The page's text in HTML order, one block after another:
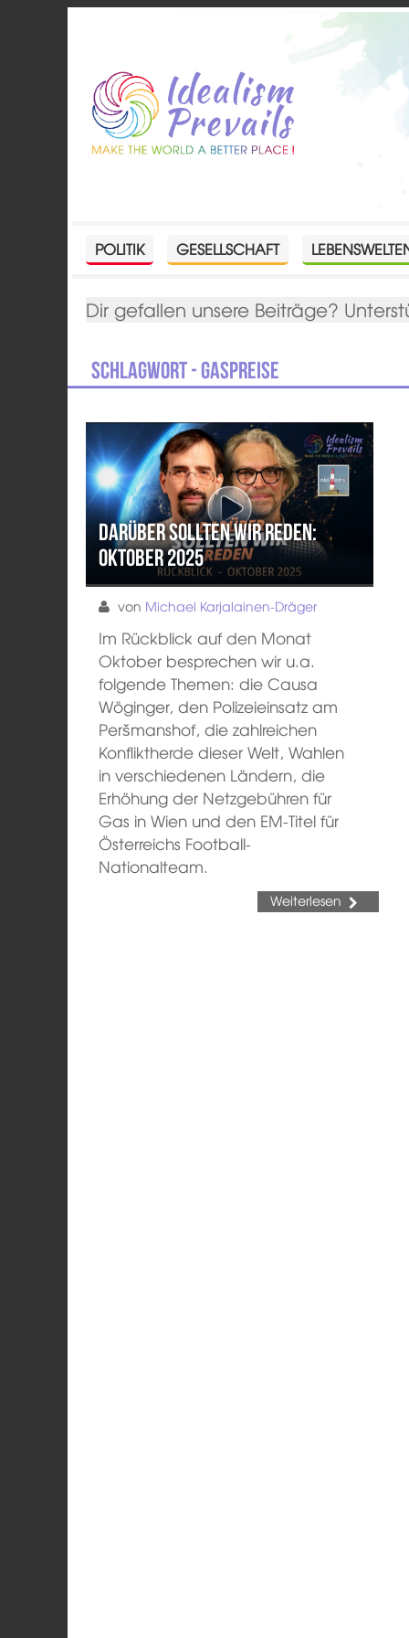
POLITIK GESELLSCHAFT
Dir gefallen unsere Beiträge?
Schlagwort - Gaspreise
Darüber sollten wir reden:
Oktober 2025
von Michael Karjalainen-Dräger
Im Rückblick auf den Monat
Oktober besprechen wir u.a.
folgende Themen: die Causa
Wöginger, den Polizeieinsatz am
Peršmanshof, die zahlreichen
Konfliktherde dieser Welt, Wahlen
in verschiedenen Ländern, die
Erhöhung der Netzgebühren für
Gas in Wien und den EM-Titel für
Österreichs Football-
Nationalteam.
Weiterlesen